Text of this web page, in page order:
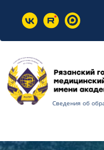
Сведения об